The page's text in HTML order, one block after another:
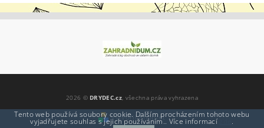
2026 © DRYDEC.cz, všechna práva vyhrazena
Vytvořil Shoptet
Tento web používá soubory cookie. Dalším procházením tohoto webu
vyjadřujete souhlas s jejich používáním.. Více informací
.